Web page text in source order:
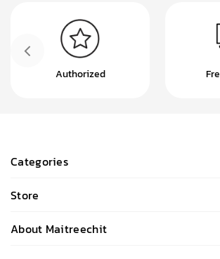
Authorized
Categories
Store
About Maitreechit